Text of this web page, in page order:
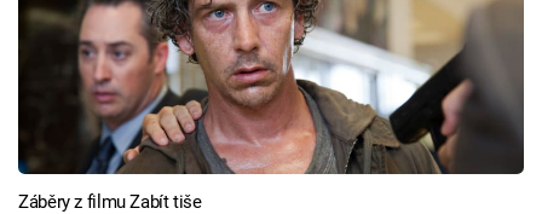
Záběry z filmu Zabít tiše